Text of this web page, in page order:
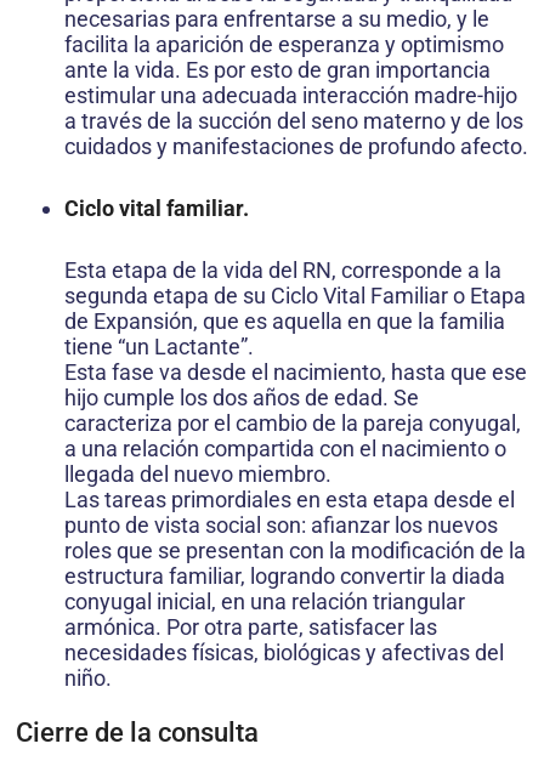
necesarias para enfrentarse a su medio, y le
facilita la aparición de esperanza y optimismo
ante la vida. Es por esto de gran importancia
estimular una adecuada interacción madre-hijo
a través de la succión del seno materno y de los
cuidados y manifestaciones de profundo afecto.
Ciclo vital familiar.
Esta etapa de la vida del RN, corresponde a la
segunda etapa de su Ciclo Vital Familiar o Etapa
de Expansión, que es aquella en que la familia
tiene “un Lactante”.
Esta fase va desde el nacimiento, hasta que ese
hijo cumple los dos años de edad. Se
caracteriza por el cambio de la pareja conyugal,
a una relación compartida con el nacimiento o
llegada del nuevo miembro.
Las tareas primordiales en esta etapa desde el
punto de vista social son: afianzar los nuevos
roles que se presentan con la modificación de la
estructura familiar, logrando convertir la diada
conyugal inicial, en una relación triangular
armónica. Por otra parte, satisfacer las
necesidades físicas, biológicas y afectivas del
niño.
Cierre de la consulta